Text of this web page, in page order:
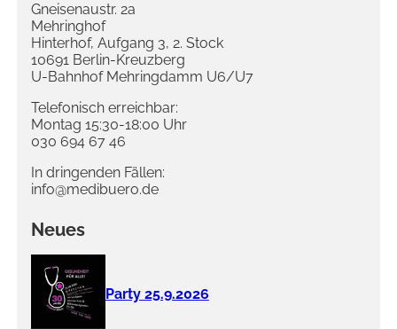
Gneisenaustr. 2a
Mehringhof
Hinterhof, Aufgang 3, 2. Stock
10691 Berlin-Kreuzberg
U-Bahnhof Mehringdamm U6/U7
Telefonisch erreichbar:
Montag 15:30-18:00 Uhr
030 694 67 46
In dringenden Fällen:
info@medibuero.de
Neues
Party 25.9.2026